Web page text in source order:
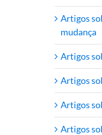
Artigos
mudança
Artigos
Artigos
Artigos
Artigos